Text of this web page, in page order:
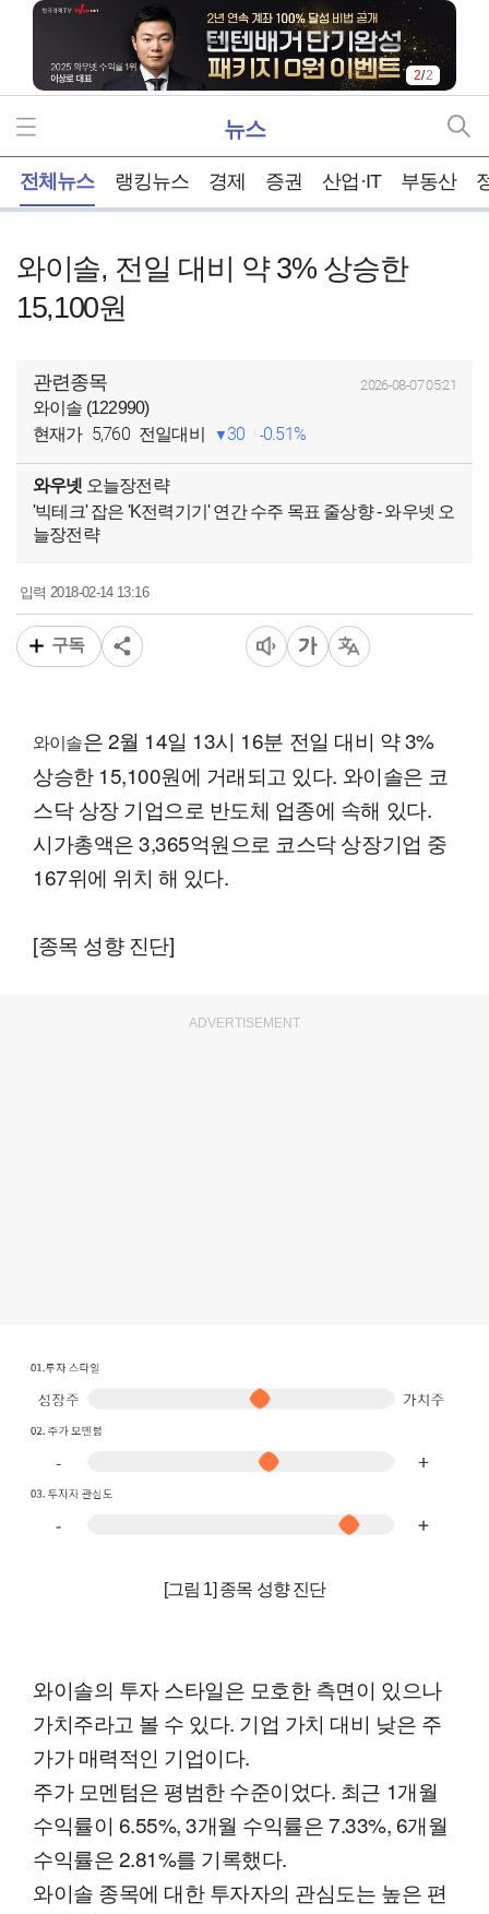
1/2
뉴스
전체뉴스 랭킹뉴스 경제 증권 산업·IT 부동산
와이솔, 전일 대비 약 3% 상승한
15,100원
관련종목 2026-08-07 05:21
와이솔 (122990)
현재가 5,760 전일대비 30 0.51%
와우넷 오늘장전략
'빅테크' 잡은 'K전력기기' 연간 수주 목표 줄상향 - 와우넷 오
늘장전략
입력 2018-02-14 13:16
구독
와이솔은 2월 14일 13시 16분 전일 대비 약 3%
상승한 15,100원에 거래되고 있다. 와이솔은 코
스닥 상장 기업으로 반도체 업종에 속해 있다.
시가총액은 3,365억원으로 코스닥 상장기업 중
167위에 위치 해 있다.
[종목 성향 진단]
ADVERTISEMENT
[그림 1] 종목 성향 진단
와이솔의 투자 스타일은 모호한 측면이 있으나
가치주라고 볼 수 있다. 기업 가치 대비 낮은 주
가가 매력적인 기업이다.
주가 모멘텀은 평범한 수준이었다. 최근 1개월
수익률이 6.55%, 3개월 수익률은 7.33%, 6개월
수익률은 2.81%를 기록했다.
와이솔 종목에 대한 투자자의 관심도는 높은 편